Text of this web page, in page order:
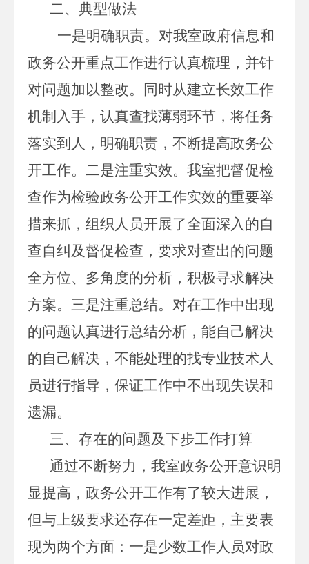
二、 典型做法
一是明确职责。对我室政府信息和
政务公开重点工作进行认真梳理，并针
对问题加以整改。同时从建立长效工作
机制入手，认真查找薄弱环节，将任务
落实到人，明确职责，不断提高政务公
开工作。二是注重实效。我室把督促检
查作为检验政务公开工作实效的重要举
措来抓，组织人员开展了全面深入的自
查自纠及督促检查，要求对查出的问题
全方位、多角度的分析，积极寻求解决
方案。三是注重总结。对在工作中出现
的问题认真进行总结分析，能自己解决
的自己解决，不能处理的找专业技术人
员进行指导，保证工作中不出现失误和
遗漏。
三、存在的问题及下步工作打算
通过不断努力，我室政务公开意识明
显提高， 政务公开工作有了较大进展，
但与上级要求还存在一定差距，主要表
现为两个方面 ：一是少数工作人员对政